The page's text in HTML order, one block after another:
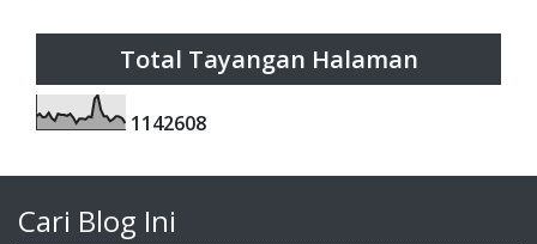
Total Tayangan Halaman
1142608
Cari Blog Ini